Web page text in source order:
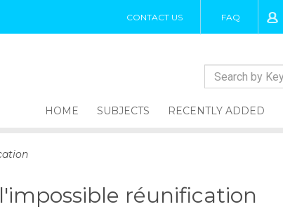
CONTACT US FAQ
HOME SUBJECTS RECENTLY ADDED
réunification